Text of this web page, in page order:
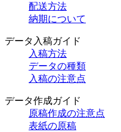
配送方法
納期について
データ入稿ガイド
入稿方法
データの種類
入稿の注意点
データ作成ガイド
原稿作成の注意点
表紙の原稿